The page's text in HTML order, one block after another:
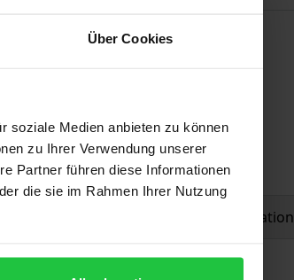
Über Cookies
soziale Medien anbieten zu können
zu Ihrer Verwendung unserer
Partner führen diese Informationen
die sie im Rahmen Ihrer Nutzung
VAT may vary at checkout.
Product safety information